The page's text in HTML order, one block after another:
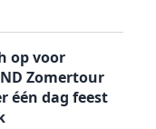
op voor
Zomertour
één dag feest